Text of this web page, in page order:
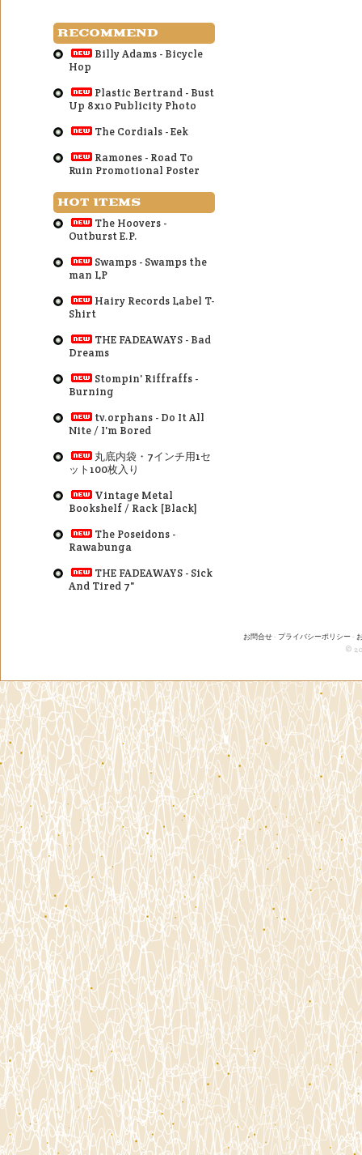
RECOMMEND
Billy Adams - Bicycle
Hop
Plastic Bertrand - Bust
Up 8x10 Publicity Photo
The Cordials - Eek
Ramones - Road To
Ruin Promotional Poster
HOT ITEMS
The Hoovers -
Outburst E.P.
Swamps - Swamps the
man LP
Hairy Records Label T-
Shirt
THE FADEAWAYS - Bad
Dreams
Stompin' Riffraffs -
Burning
tv.orphans - Do It All
Nite / I'm Bored
丸底内袋・7インチ用1セ
ット100枚入り
Vintage Metal
Bookshelf / Rack [Black]
The Poseidons -
Rawabunga
THE FADEAWAYS - Sick
And Tired 7"
お問合せ- プライバシーポリシー-
©